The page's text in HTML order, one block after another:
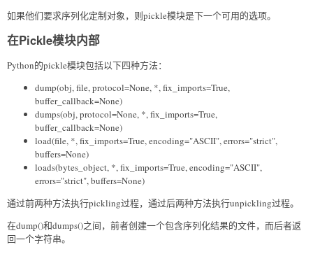
如果他们要求序列化定制对象，则pickle模块是下一个可用的选项。
在Pickle模块内部
Python的pickle模块包括以下四种方法：
dump(obj, file, protocol=None, *, fix_imports=True,
buffer_callback=None)
dumps(obj, protocol=None, *, fix_imports=True,
buffer_callback=None)
load(file, *, fix_imports=True, encoding="ASCII", errors="strict",
buffers=None)
loads(bytes_object, *, fix_imports=True, encoding="ASCII",
errors="strict", buffers=None)
通过前两种方法执行pickling过程，通过后两种方法执行unpickling过程。
在dump()和dumps()之间，前者创建一个包含序列化结果的文件，而后者返
回一个字符串。